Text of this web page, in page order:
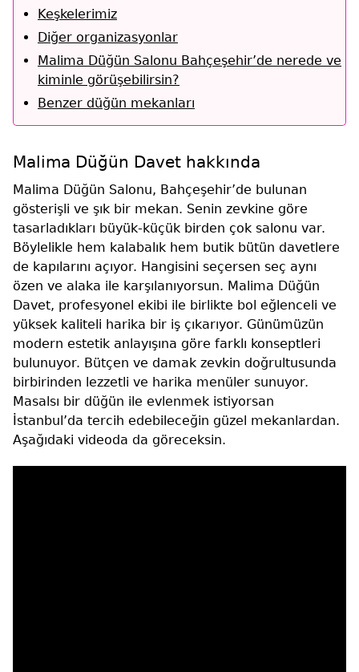
Keşkelerimiz
Diğer organizasyonlar
Malima Düğün Salonu Bahçeşehir’de nerede ve
kiminle görüşebilirsin?
Benzer düğün mekanları
Malima Düğün Davet hakkında
Malima Düğün Salonu, Bahçeşehir’de bulunan
gösterişli ve şık bir mekan. Senin zevkine göre
tasarladıkları büyük-küçük birden çok salonu var.
Böylelikle hem kalabalık hem butik bütün davetlere
de kapılarını açıyor. Hangisini seçersen seç aynı
özen ve alaka ile karşılanıyorsun. Malima Düğün
Davet, profesyonel ekibi ile birlikte bol eğlenceli ve
yüksek kaliteli harika bir iş çıkarıyor. Günümüzün
modern estetik anlayışına göre farklı konseptleri
bulunuyor. Bütçen ve damak zevkin doğrultusunda
birbirinden lezzetli ve harika menüler sunuyor.
Masalsı bir düğün ile evlenmek istiyorsan
İstanbul’da tercih edebileceğin güzel mekanlardan.
Aşağıdaki videoda da göreceksin.